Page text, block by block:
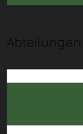
Abteilungen